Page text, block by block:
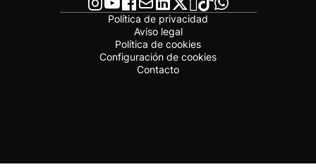
Política de privacidad
Aviso legal
Política de cookies
Configuración de cookies
Contacto